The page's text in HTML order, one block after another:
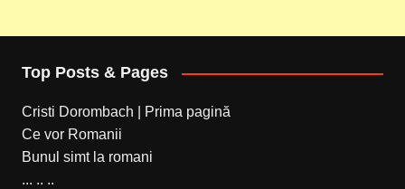
Top Posts & Pages
Cristi Dorombach | Prima pagină
Ce vor Romanii
Bunul simt la romani
... .. ..